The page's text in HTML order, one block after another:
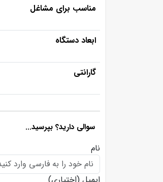
مناسب برای مشاغل
ابعاد دستگاه
گارانتی
سوالی دارید؟ بپرسید...
نام